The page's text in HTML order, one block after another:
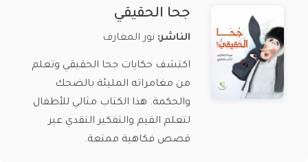
جحا الحقيقي
الناشر: نور المعارف
اكتشف حكايات جحا الحقيقي وتعلم
من مغامراته المليئة بالضحك
والحكمة. هذا الكتاب مثالي للأطفال
لتعلم القيم والتفكير النقدي عبر
قصص فكاهية ممتعة.